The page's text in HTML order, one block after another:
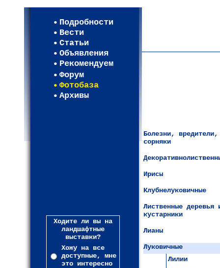
Подробности
Вести
Статьи
Объявления
Рекомендуем
Форум
Фотобаза
Архивы
Ходите ли вы на
ландшафтные
выставки?
Хожу на все
доступные, мне
это интересно
Болезни, вредители,
сорняки
Ирисы
Клубнелуковичные
Лиственные деревья
кустарники
Лианы
Луковичные
Лилии